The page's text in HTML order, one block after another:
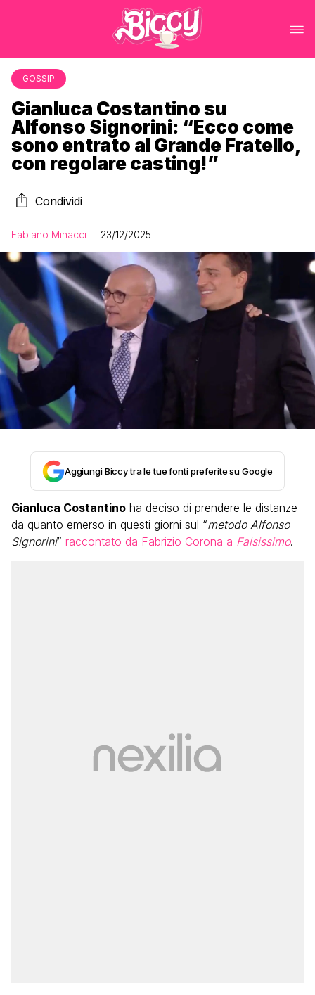
GOSSIP
Gianluca Costantino su
Alfonso Signorini: “Ecco come
sono entrato al Grande Fratello,
con regolare casting!”
Condividi
Fabiano Minacci 23/12/2025
Aggiungi Biccy tra le tue fonti preferite su Google
Gianluca Costantino ha deciso di prendere le distanze
da quanto emerso in questi giorni sul “metodo Alfonso
Signorini” raccontato da Fabrizio Corona a Falsissimo.